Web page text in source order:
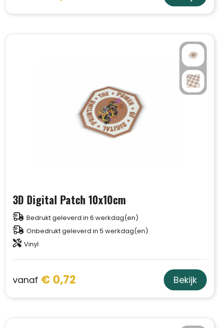
3D Digital Patch 10x10cm
Bedrukt geleverd in 6 werkdag(en)
Onbedrukt geleverd in 5 werkdag(en)
Vinyl
vanaf € 0,72 Bekijk